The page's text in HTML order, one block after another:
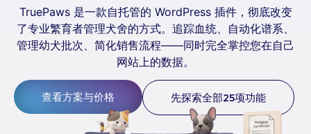
TruePaws 是一款自托管的 WordPress 插件，彻底改变
了专业繁育者管理犬舍的方式。追踪血统、自动化谱系、
管理幼犬批次、简化销售流程——同时完全掌控您在自己
网站上的数据。
查看方案与价格 先探索全部25项功能